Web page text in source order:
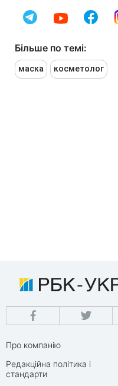
Більше по темі:
маска косметолог
Про компанію
Редакційна політика і
стандарти